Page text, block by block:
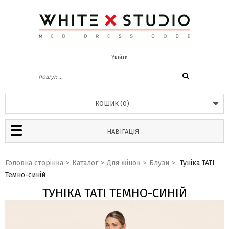
Увійти
КОШИК (0)
НАВІГАЦІЯ
Головна сторінка > Каталог > Для жінок > Блузи > Туніка TATI
Темно-синій
ТУНІКА TATI ТЕМНО-СИНІЙ